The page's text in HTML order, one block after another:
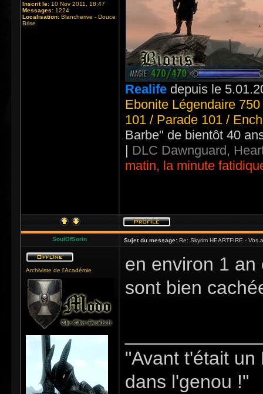
Inscrit le: 10 Nov 2011, 18:47
Messages: 1224
Localisation: Blancherive - Douce
Brise
Realife depuis le
Ebonite Légendaire
101 / Parade 101 /
Barbe" de bientôt 40
| DLC Dawnguard,
matin, la minute
SoulOfSorin Sujet du message: Re: Skyrim HEARTFIRE - Vos
Archiviste de l'Académie
en environ 1
sont bien
"Avant t'était
dans l'genou !"